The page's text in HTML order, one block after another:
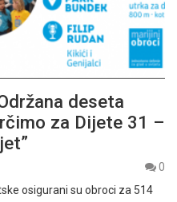
deseta
za Dijete 31 –
0
osigurani su obroci za 514